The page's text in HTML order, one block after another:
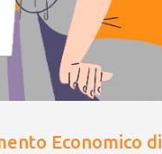
Economico di